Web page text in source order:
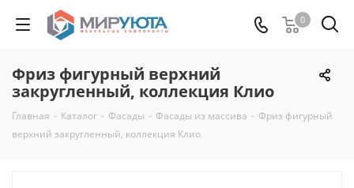
0
Фриз фигурный верхний
закругленный, коллекция Клио
Главная - Каталог - Фасады - Фасады из массива - Фриз фигурный
верхний закругленный, коллекция Клио